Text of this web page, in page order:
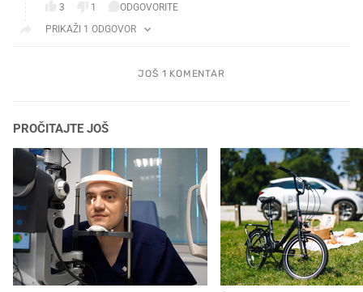
3 1
ODGOVORITE
PRIKAŽI 1 ODGOVOR
JOŠ 1 KOMENTAR
PROČITAJTE JOŠ